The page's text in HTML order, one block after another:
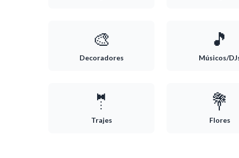
🎨
Decoradores
🎵
Músicos/
🤵
Trajes
💐
Flores